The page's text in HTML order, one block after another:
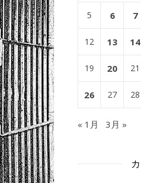
5 6 7
12 13 14
19 20 21
26 27 28
« 1月 3月 »